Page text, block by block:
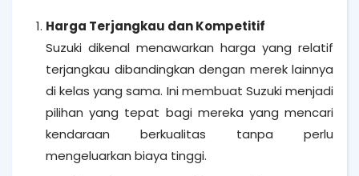
Harga Terjangkau dan Kompetitif
Suzuki dikenal menawarkan harga yang relatif
terjangkau dibandingkan dengan merek lainnya
di kelas yang sama. Ini membuat Suzuki menjadi
pilihan yang tepat bagi mereka yang mencari
kendaraan berkualitas tanpa perlu
mengeluarkan biaya tinggi.